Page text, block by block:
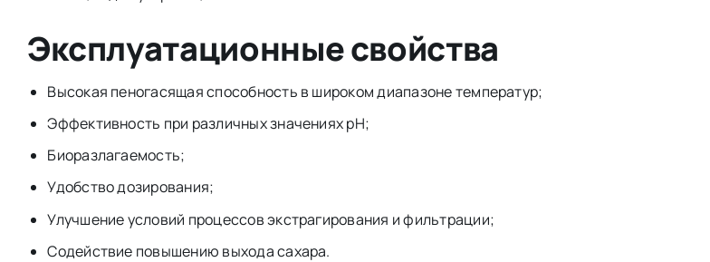
Эксплуатационные свойства
Высокая пеногасящая способность в широком диапазоне температур;
Эффективность при различных значениях pH;
Биоразлагаемость;
Удобство дозирования;
Улучшение условий процессов экстрагирования и фильтрации;
Содействие повышению выхода сахара.